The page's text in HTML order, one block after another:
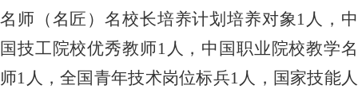
名师（名匠）名校长培养计划培养对象1人，中
国技工院校优秀教师1人，中国职业院校教学名
师1人，全国青年技术岗位标兵1人，国家技能人